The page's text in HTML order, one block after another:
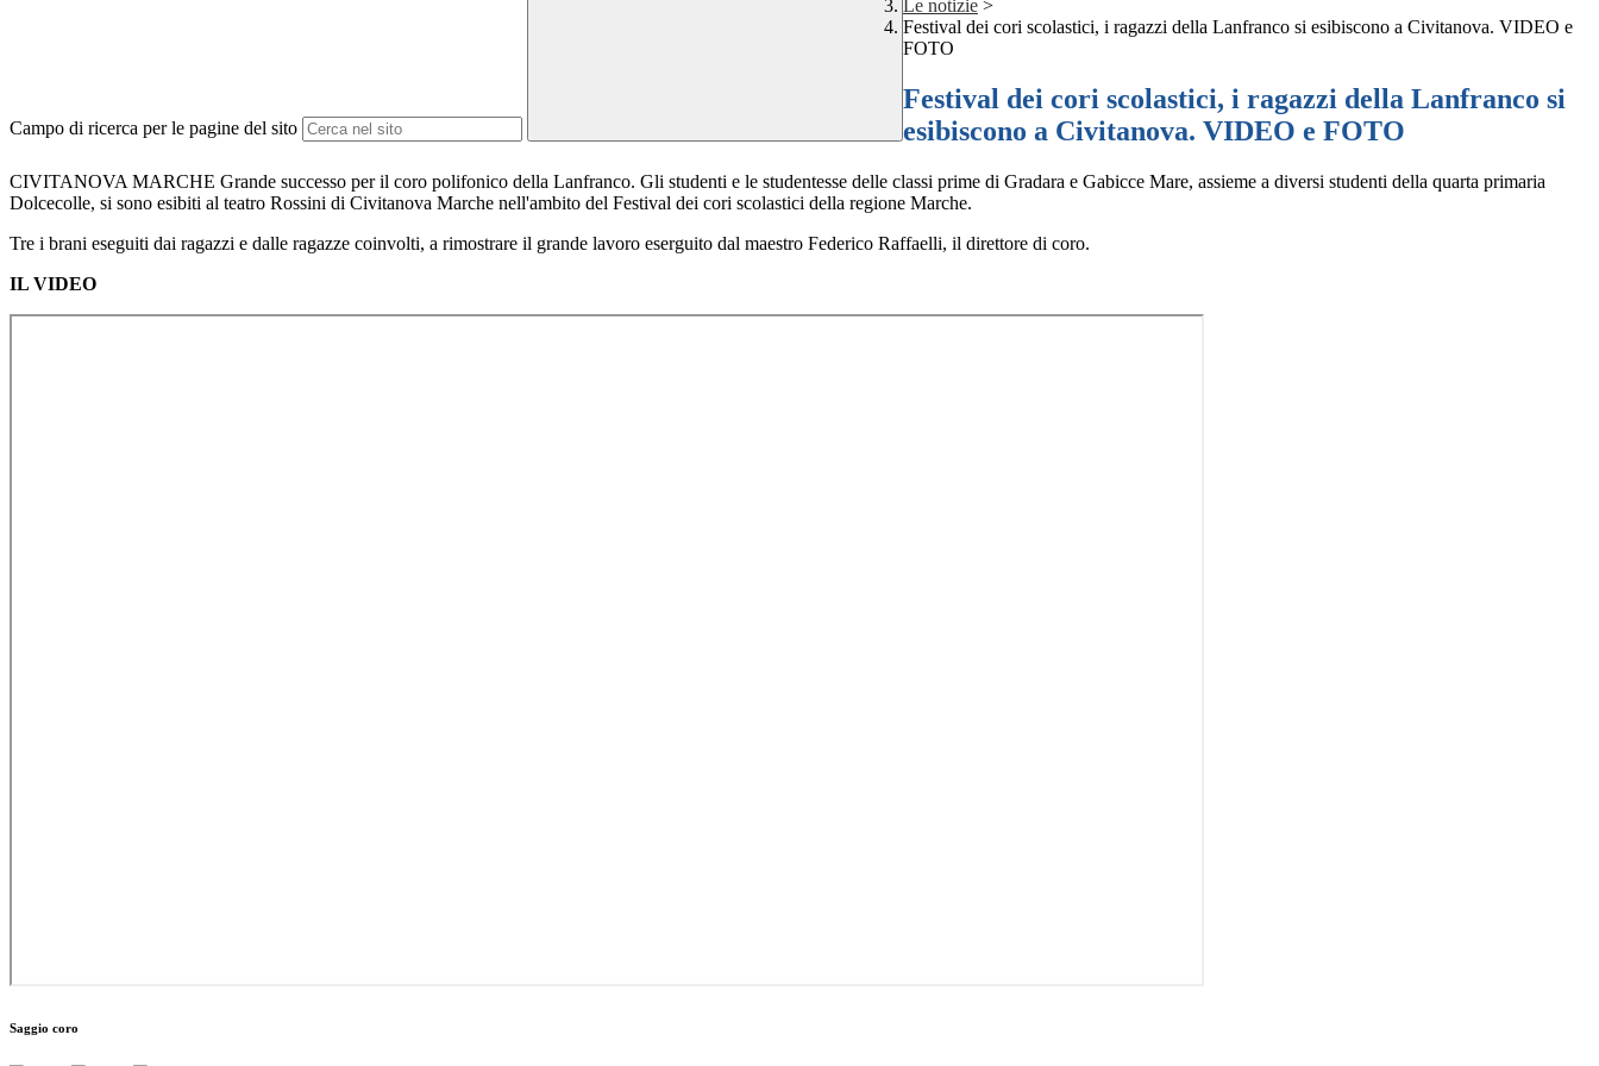
Campo di ricerca per le pagine del sito
Le notizie >
Festival dei cori scolastici, i ragazzi della Lanfranco si esibiscono a Civitanova. VIDEO e
FOTO
Festival dei cori scolastici, i ragazzi della Lanfranco si
esibiscono a Civitanova. VIDEO e FOTO
CIVITANOVA MARCHE Grande successo per il coro polifonico della Lanfranco. Gli studenti e le studentesse delle classi prime di Gradara e Gabicce Mare, assieme a diversi studenti della quarta primaria
Dolcecolle, si sono esibiti al teatro Rossini di Civitanova Marche nell'ambito del Festival dei cori scolastici della regione Marche.
Tre i brani eseguiti dai ragazzi e dalle ragazze coinvolti, a rimostrare il grande lavoro eserguito dal maestro Federico Raffaelli, il direttore di coro.
IL VIDEO
Saggio coro